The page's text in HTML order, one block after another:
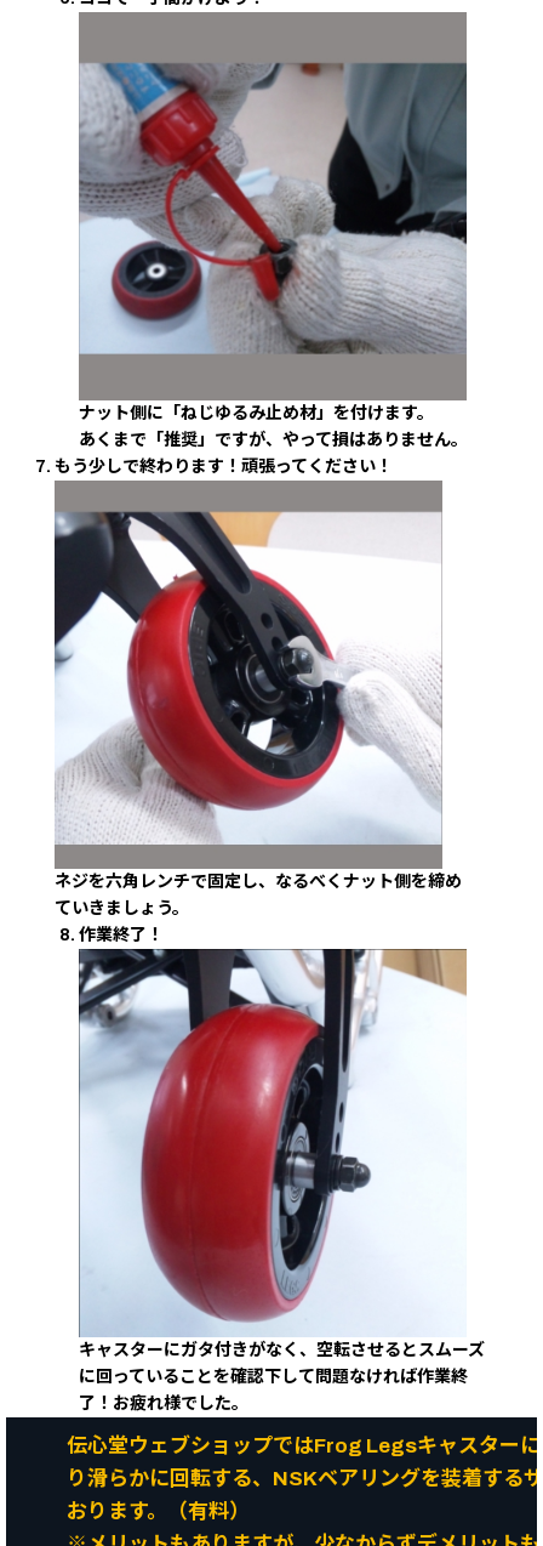
ナット側に「ねじゆるみ止め材」を付けます。
あくまで「推奨」ですが、やって損はありません。
もう少しで終わります！頑張ってください！
ネジを六角レンチで固定し、なるべくナット側を締め
ていきましょう。
作業終了！
キャスターにガタ付きがなく、空転させるとスムーズ
に回っていることを確認下して問題なければ作業終
了！お疲れ様でした。
伝心堂ウェブショップではFrog Legsキャスター
り滑らかに回転する、NSKベアリングを装着する
おります。（有料）